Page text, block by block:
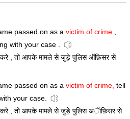
passed on as a victim of crime ,
with your case .
, तो आपके मामले से जुड़े पुलिस ऑफ़िसर से
passed on as a victim of crime, tell
your case.
करे , तो आपके मामले से जुड़े पुलिस अॅाफ़िसर से